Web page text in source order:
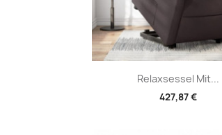
Relaxsessel Mit...
427,87 €
Vorschau